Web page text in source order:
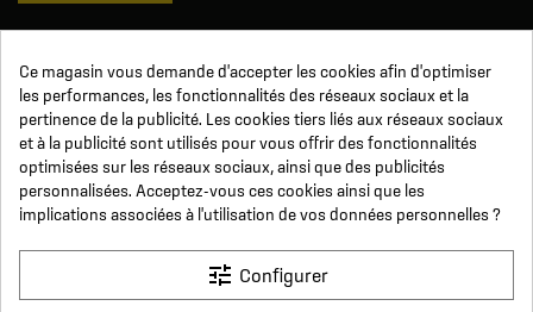
Avoirs
Informations
Suivi de commande
Devenez revendeur
NOUS SUIVRE
SUR LES RÉSEAUX
Ce magasin vous demande d'accepter les cookies afin d'optimiser
les performances, les fonctionnalités des réseaux sociaux et la
pertinence de la publicité. Les cookies tiers liés aux réseaux sociaux
et à la publicité sont utilisés pour vous offrir des fonctionnalités
optimisées sur les réseaux sociaux, ainsi que des publicités
personnalisées. Acceptez-vous ces cookies ainsi que les
implications associées à l'utilisation de vos données personnelles ?
tune Configurer